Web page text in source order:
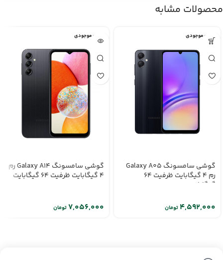
محصولات مشابه
اتمام موجودی
گوشی سامسونگ Galaxy A05
رم 4 گیگابایت ظرفیت 64
گیگابایت
تومان
اتمام موجودی
گوشی سامسونگ Galaxy A14 رم
4 گیگابایت ظرفیت 64 گیگابایت
تومان